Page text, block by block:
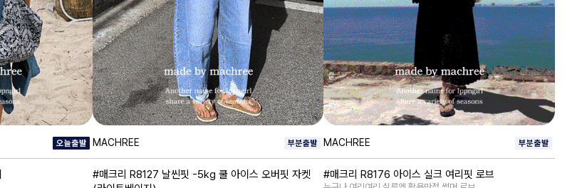
MACHREE
#매크리 R8127 날씬핏 -5kg 쿨 아이스 오버핏 자켓
MACHREE
#매크리 R8176 아이스 실크 여리핏 로브